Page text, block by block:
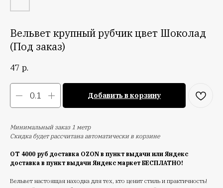
Вельвет крупный рубчик цвет Шоколад
(Под заказ)
47 р.
Добавить в корзину
Минимальный заказ 1 метр
Скидка будет рассчитана автоматически в корзине
ОТ 4000 руб доставка OZON в пункт выдачи или Яндекс
доставка в пункт выдачи Яндекс маркет БЕСПЛАТНО!
Вельвет настоящая находка для тех, кто ценит стиль и практичность!